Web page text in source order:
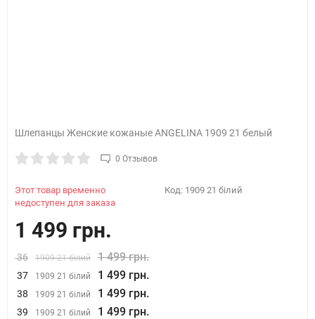
Шлепанцы Женские кожаные ANGELINA 1909 21 белый
0 Отзывов
Этот товар временно
недоступен для заказа
Код: 1909 21 білий
1 499 грн.
36 1909 21 білий 1 499 грн.
37 1909 21 білий 1 499 грн.
38 1909 21 білий 1 499 грн.
39 1909 21 білий 1 499 грн.